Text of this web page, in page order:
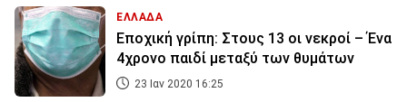
ΕΛΛΑΔΑ
Εποχική γρίπη: Στους 13 οι νεκροί – Ένα
4χρονο παιδί μεταξύ των θυμάτων
23 Ιαν 2020 16:25